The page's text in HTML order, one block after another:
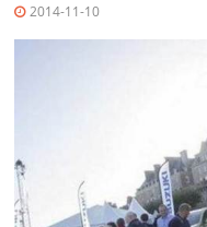
2014-11-10